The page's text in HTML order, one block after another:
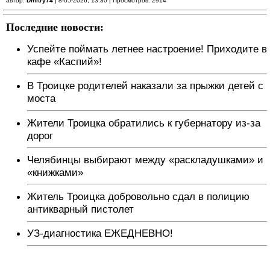
Последние новости:
Успейте поймать летнее настроение! Приходите в
кафе «Каспий»!
В Троицке родителей наказали за прыжки детей с
моста
Жители Троицка обратились к губернатору из-за
дорог
Челябинцы выбирают между «раскладушками» и
«книжками»
Житель Троицка добровольно сдал в полицию
антикварный пистолет
УЗ-диагностика ЕЖЕДНЕВНО!